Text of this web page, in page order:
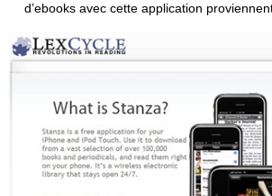
d’ebooks avec cette application